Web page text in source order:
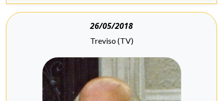
26/05/2018
Treviso (TV)